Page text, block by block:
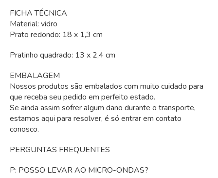
FICHA TÉCNICA
Material: vidro
Prato redondo: 18 x 1,3 cm
Pratinho quadrado: 13 x 2,4 cm
EMBALAGEM
Nossos produtos são embalados com muito cuidado para
que receba seu pedido em perfeito estado.
Se ainda assim sofrer algum dano durante o transporte,
estamos aqui para resolver, é só entrar em contato
conosco.
PERGUNTAS FREQUENTES
P: POSSO LEVAR AO MICRO-ONDAS?